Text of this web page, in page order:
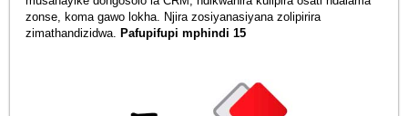
zonse, koma gawo lokha. Njira zosiyanasiyana zolipirira
zimathandizidwa.Pafupifupi mphindi 15